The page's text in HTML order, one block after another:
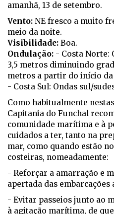
amanhã, 13 de setembro.
Vento: NE fresco a muito
meio da noite.
Visibilidade: Boa.
Ondulação: - Costa Norte:
3,5 metros diminuindo
metros a partir do início da
- Costa Sul: Ondas sul/
Como habitualmente
Capitania do Funchal
comunidade marítima e à
cuidados a ter, tanto na
mar, como quando estão
costeiras, nomeadamente:
- Reforçar a amarração e
apertada das embarcações
- Evitar passeios junto ao
à agitação marítima, de